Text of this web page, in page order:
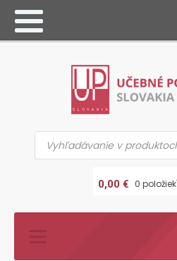
Products
search
0,00 € 0 položiek